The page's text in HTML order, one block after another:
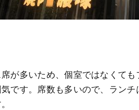
が多いため、個室ではなくて
です。席数も多いので、ラン